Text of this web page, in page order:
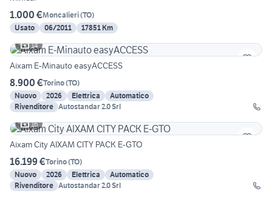
1.000 €Moncalieri(TO)
Usato
06/2011
17851 Km
14
Aixam E-Minauto easyACCESS
8.900 €Torino(TO)
Nuovo
2026 Elettrica
Automatico
Rivenditore Autostandar 2.0 Srl
16
Aixam City AIXAM CITY PACK E-GTO
16.199 €Torino(TO)
Nuovo
2026 Elettrica
Automatico
Rivenditore Autostandar 2.0 Srl